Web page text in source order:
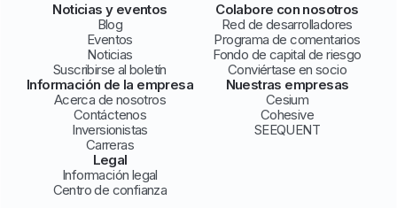
Noticias y eventos
Blog
Eventos
Noticias
Suscribirse al boletín
Colabore con nosotros
Red de desarrolladores
Programa de comentarios
Fondo de capital de riesgo
Conviértase en socio
Información de la empresa
Acerca de nosotros
Contáctenos
Inversionistas
Carreras
Nuestras empresas
Cesium
Cohesive
SEEQUENT
Legal
Información legal
Centro de confianza